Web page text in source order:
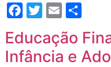
Facebook
Twitter
Email
Educação
Infância e